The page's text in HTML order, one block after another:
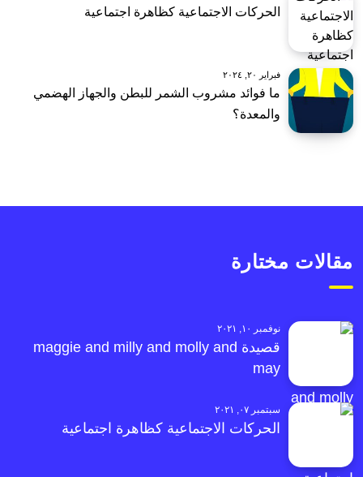
الحركات الاجتماعية كظاهرة اجتماعية
فبراير ٢٠, ٢٠٢٤
ما فوائد مشروب الشمر للبطن والجهاز الهضمي
والمعدة؟
مقالات مختارة
نوفمبر ١٠, ٢٠٢١
قصيدة maggie and milly and molly and
may
سبتمبر ٠٧, ٢٠٢١
الحركات الاجتماعية كظاهرة اجتماعية